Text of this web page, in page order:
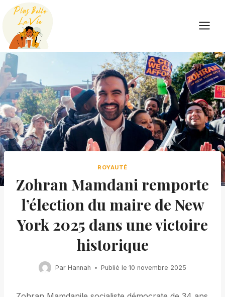
Skip
content
ROYAUTÉ
Zohran Mamdani remporte
l’élection du maire de New
York 2025 dans une victoire
historique
Par Hannah Publié le 10 novembre 2025